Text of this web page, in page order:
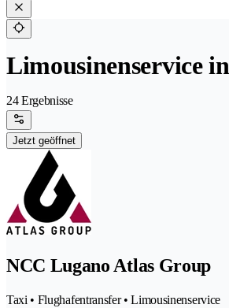
Limousinenservice
24 Ergebnisse
Jetzt geöffnet
NCC Lugano Atlas Group
Taxi • Flughafentransfer • Limousinenservice